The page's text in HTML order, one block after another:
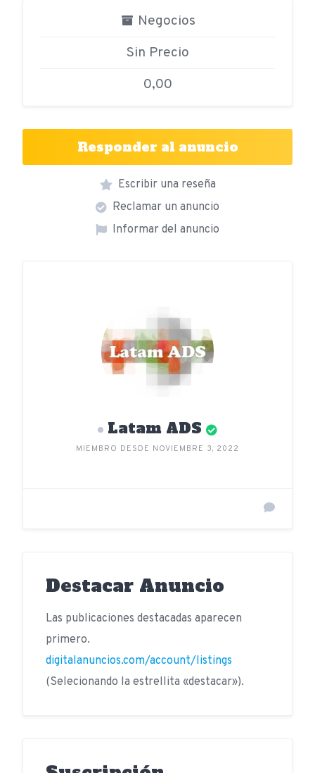
Negocios
Sin Precio
0,00
Responder al anuncio
Escribir una reseña
Reclamar un anuncio
Informar del anuncio
Latam ADS
MIEMBRO DESDE NOVIEMBRE 3, 2022
Destacar Anuncio
Las publicaciones destacadas aparecen
primero.
digitalanuncios.com/account/listings
(Selecionando la estrellita «destacar»).